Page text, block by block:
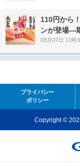
110円から
ンが登場―
08月07日 11時
プライバシー
ポリシー
Copyright ©